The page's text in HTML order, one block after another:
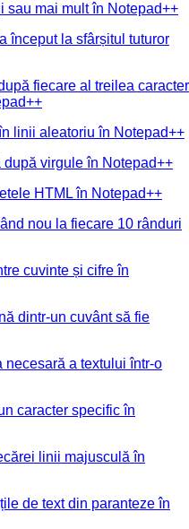
sau mai mult în Notepad++
început la sfârșitul tuturor
fiecare al treilea caracter
linii aleatoriu în Notepad++
virgule în Notepad++
HTML în Notepad++
nou la fiecare 10 rânduri
cuvinte și cifre în
dintr-un cuvânt să fie
necesară a textului într-o
caracter specific în
linii majusculă în
de text din paranteze în